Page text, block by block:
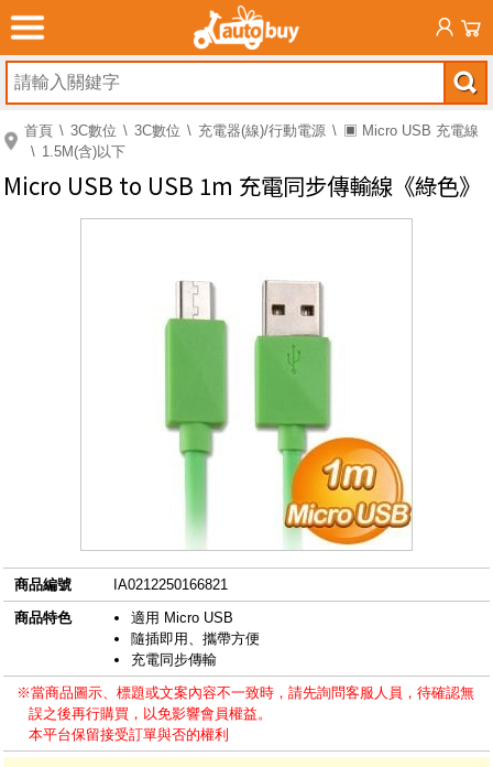
首頁 3C數位 3C數位 充電器(線)/行動電源
▣ Micro USB 充電線
1.5M(含)以下
Micro USB to USB 1m 充電同步傳輸線《綠色》
商品編號
IA0212250166821
商品特色
適用 Micro USB
隨插即用、攜帶方便
充電同步傳輸
※當商品圖示、標題或文案內容不一致時，請先詢問客服人員，待確認無
誤之後再行購買，以免影響會員權益。
本平台保留接受訂單與否的權利